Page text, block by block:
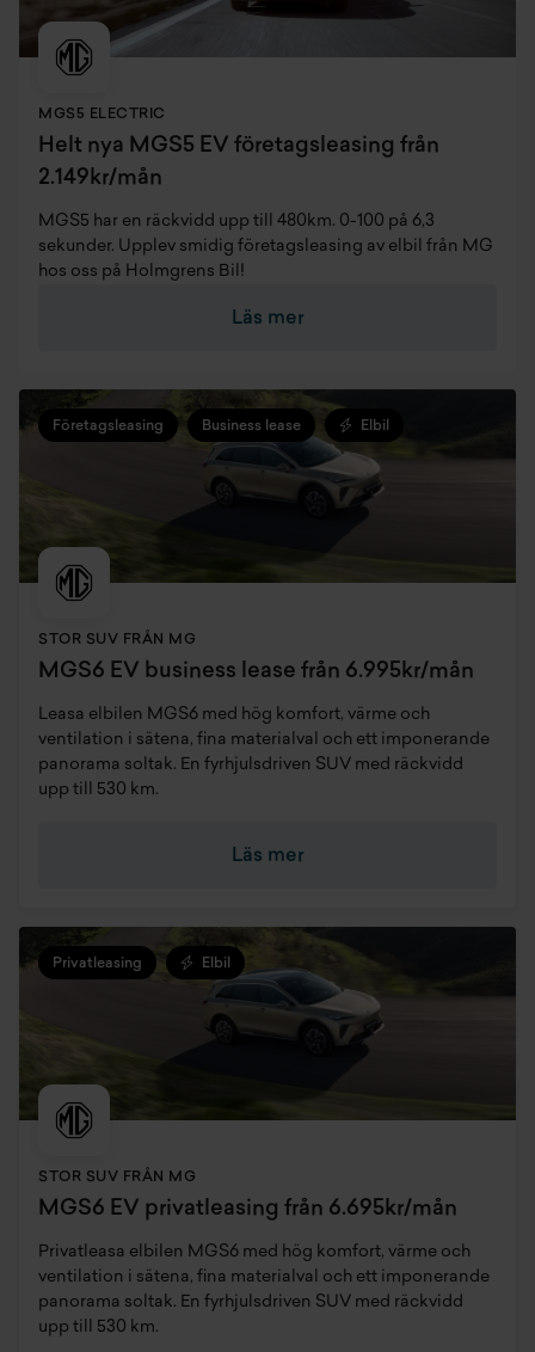
MGS5 ELECTRIC
Helt nya MGS5 EV företagsleasing från
2.149kr/mån
MGS5 har en räckvidd upp till 480km. 0-100 på 6,3
sekunder. Upplev smidig företagsleasing av elbil från MG
hos oss på Holmgrens Bil!
Läs mer
Företagsleasing Business lease Elbil
STOR SUV FRÅN MG
MGS6 EV business lease från 6.995kr/mån
Leasa elbilen MGS6 med hög komfort, värme och
ventilation i sätena, fina materialval och ett imponerande
panorama soltak. En fyrhjulsdriven SUV med räckvidd
upp till 530 km.
Läs mer
Privatleasing Elbil
STOR SUV FRÅN MG
MGS6 EV privatleasing från 6.695kr/mån
Privatleasa elbilen MGS6 med hög komfort, värme och
ventilation i sätena, fina materialval och ett imponerande
panorama soltak. En fyrhjulsdriven SUV med räckvidd
upp till 530 km.